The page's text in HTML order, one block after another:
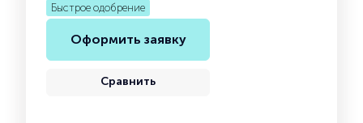
Быстрое одобрение
Оформить заявку
Сравнить